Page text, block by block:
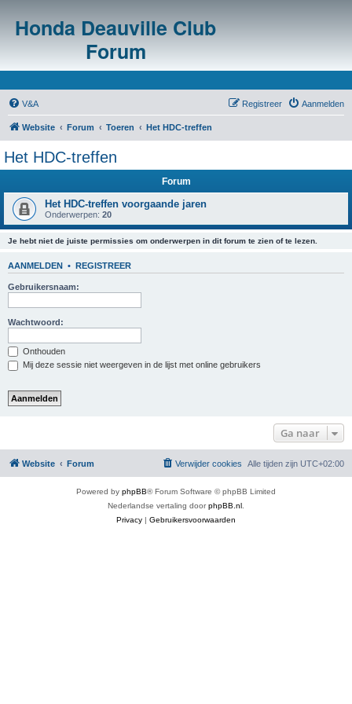
Honda Deauville Club
Forum
V&A Aanmelden
Registreer
Website Forum Toeren Het HDC-treffen
Het HDC-treffen
Forum
Het HDC-treffen voorgaande jaren
Onderwerpen: 20
Je hebt niet de juiste permissies om onderwerpen in dit forum te zien of te lezen.
AANMELDEN • REGISTREER
Gebruikersnaam:
Wachtwoord:
Onthouden
Mij deze sessie niet weergeven in de lijst met online gebruikers
Ga naar
Website Forum Alle tijden zijn UTC+02:00
Verwijder cookies
Powered by phpBB® Forum Software © phpBB Limited
Nederlandse vertaling doorphpBB.nl
Privacy | Gebruikersvoorwaarden